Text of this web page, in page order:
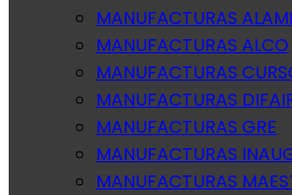
MANUFACTURAS
MANUFACTURAS ALCO
MANUFACTURAS
MANUFACTURAS
MANUFACTURAS GRE
MANUFACTURAS
MANUFACTURAS